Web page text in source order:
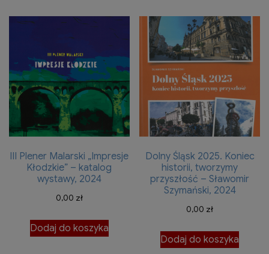
III Plener Malarski „Impresje
Kłodzkie” – katalog
wystawy, 2024
0,00 zł
Dodaj do koszyka
Dolny Śląsk 2025. Koniec
historii, tworzymy
przyszłość – Sławomir
Szymański, 2024
0,00 zł
Dodaj do koszyka